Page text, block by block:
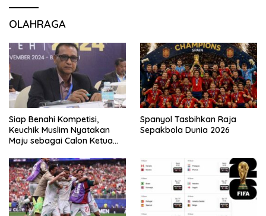
OLAHRAGA
Siap Benahi Kompetisi,
Keuchik Muslim Nyatakan
Maju sebagai Calon Ketua
Spanyol Tasbihkan Raja
Sepakbola Dunia 2026